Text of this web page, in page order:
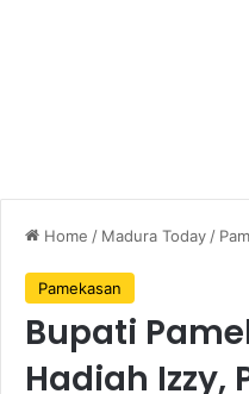
Home / Madura Today /
Pamekasan
Bupati
Hadiah Izzy,